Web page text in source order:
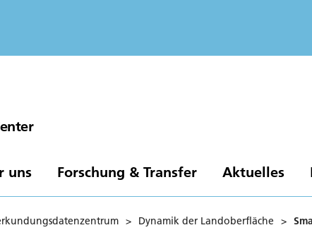
uns Forschung & Transfer Aktuelles
> Dynamik der Landoberfläche >